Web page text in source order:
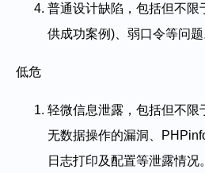
普通设计缺陷，包括但不限
供成功案例)、弱口令等问题
低危
轻微信息泄露，包括但不限
无数据操作的漏洞、
日志打印及配置等泄露情况。